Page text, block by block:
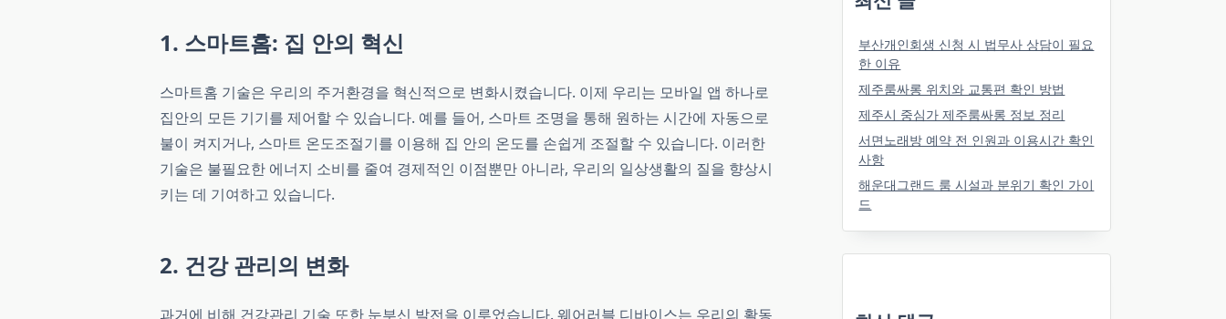
1. 스마트홈: 집 안의 혁신
스마트홈 기술은 우리의 주거환경을 혁신적으로 변화시켰습니다. 이제 우리는 모바일 앱 하나로
집안의 모든 기기를 제어할 수 있습니다. 예를 들어, 스마트 조명을 통해 원하는 시간에 자동으로
불이 켜지거나, 스마트 온도조절기를 이용해 집 안의 온도를 손쉽게 조절할 수 있습니다. 이러한
기술은 불필요한 에너지 소비를 줄여 경제적인 이점뿐만 아니라, 우리의 일상생활의 질을 향상시
키는 데 기여하고 있습니다.
2. 건강 관리의 변화
과거에 비해 건강관리 기술 또한 눈부신 발전을 이루었습니다. 웨어러블 디바이스는 우리의 활동
부산개인회생 신청 시 법무사 상담이 필요
한 이유
제주룸싸롱 위치와 교통편 확인 방법
제주시 중심가 제주룸싸롱 정보 정리
서면노래방 예약 전 인원과 이용시간 확인
사항
해운대그랜드 룸 시설과 분위기 확인 가이
드